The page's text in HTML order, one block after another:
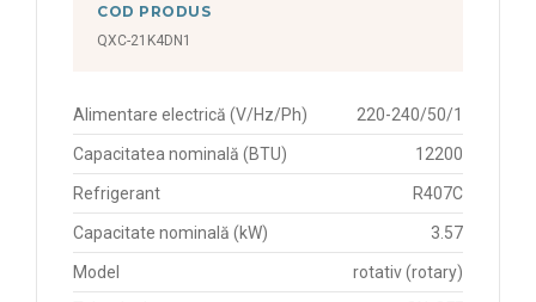
COD PRODUS
QXC-21K4DN1
Alimentare electrică (V/Hz/Ph) 220-240/50/1
Capacitatea nominală (BTU) 12200
Refrigerant R407C
Capacitate nominală (kW) 3.57
Model
rotativ (rotary)